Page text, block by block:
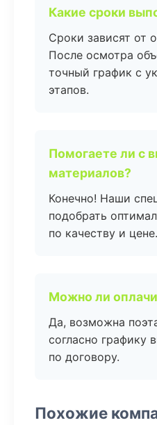
Какие сроки
Сроки зависят от
После осмотра
точный график с
этапов.
Помогаете ли с
материалов?
Конечно! Наши
подобрать
по качеству и цене.
Можно ли
Да, возможна
согласно графику
по договору.
Похожие